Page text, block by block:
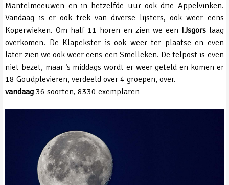
Mantelmeeuwen en in hetzelfde uur ook drie Appelvinken.
Vandaag is er ook trek van diverse lijsters, ook weer eens
Koperwieken. Om half 11 horen en zien we een IJsgorslaag
overkomen. De Klapekster is ook weer ter plaatse en even
later zien we ook weer eens een Smelleken. De telpost is even
niet bezet, maar ’s middags wordt er weer geteld en komen er
18 Goudplevieren, verdeeld over 4 groepen, over.
vandaag 36 soorten, 8330 exemplaren